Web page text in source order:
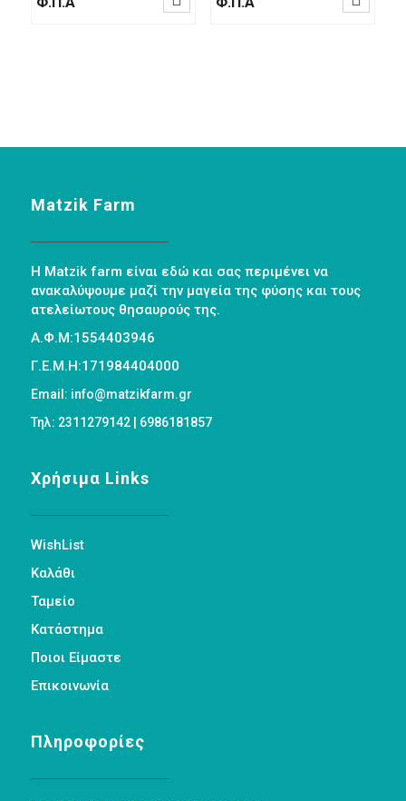
Matzik Farm
Η Matzik farm είναι εδώ και σας περιμένει να
ανακαλύψουμε μαζί την μαγεία της φύσης και τους
ατελείωτους θησαυρούς της.
Α.Φ.Μ:1554403946
Γ.Ε.Μ.Η:171984404000
Email: info@matzikfarm.gr
Τηλ: 2311279142 | 6986181857
Χρήσιμα Links
WishList
Καλάθι
Ταμείο
Κατάστημα
Ποιοι Είμαστε
Επικοινωνία
Πληροφορίες